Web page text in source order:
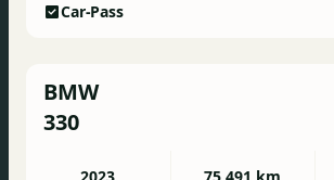
Car-Pass
BMW
330